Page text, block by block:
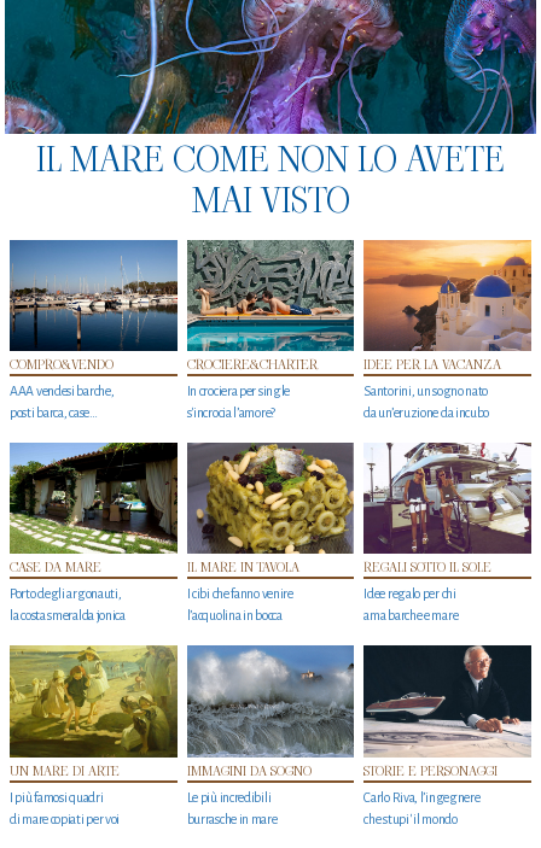
IL MARE COME NON LO AVETE
MAI VISTO
COMPRO&VENDO
AAA vendesi barche,
posti barca, case…
CROCIERE&CHARTER
In crociera per single
s'incrocia l’amore?
IDEE PER LA VACANZA
Santorini, un sogno nato
da un’eruzione da incubo
CASE DA MARE
Porto degli argonauti,
la costa smeralda jonica
IL MARE IN TAVOLA
I cibi che fanno venire
l’acquolina in bocca
REGALI SOTTO IL SOLE
Idee regalo per chi
ama barche e mare
UN MARE DI ARTE
I più famosi quadri
di mare copiati per voi
IMMAGINI DA SOGNO
Le più incredibili
burrasche in mare
STORIE E PERSONAGGI
Carlo Riva, l’ingegnere
che stupi' il mondo